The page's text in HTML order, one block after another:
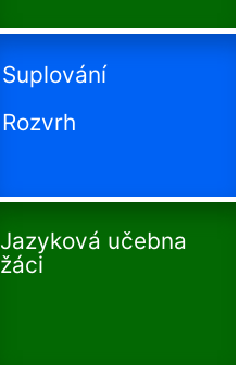
Suplování
Rozvrh
Jazyková učebna
žáci